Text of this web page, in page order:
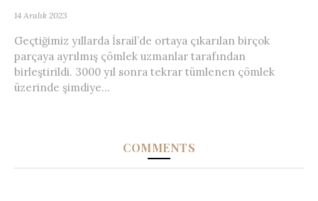
14 Aralık 2023
Geçtiğimiz yıllarda İsrail’de ortaya çıkarılan birçok
parçaya ayrılmış çömlek uzmanlar tarafından
birleştirildi. 3000 yıl sonra tekrar tümlenen çömlek
üzerinde şimdiye...
COMMENTS